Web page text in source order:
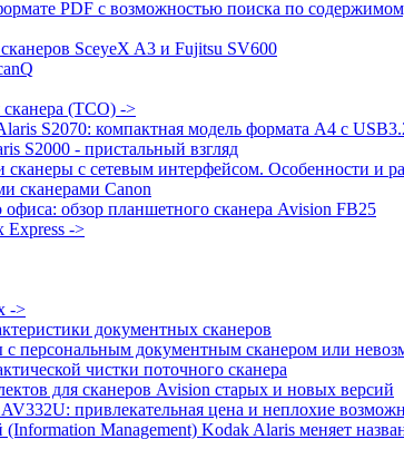
PDF с возможностью поиска по
SceyeX A3 и Fujitsu SV600
(TCO) ->
S2070: компактная модель формата А4 c
S2000 - пристальный взгляд
с сетевым интерфейсом. Особенности и
сканерами Canon
обзор планшетного сканера Avision FB25
Express ->
->
документных сканеров
с персональным документным сканером или
чистки поточного сканера
для сканеров Avision старых и новых версий
привлекательная цена и неплохие
Management) Kodak Alaris меняет